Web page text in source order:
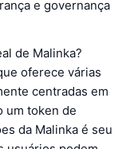
e governança
de Malinka?
oferece várias
centradas em
um token de
da Malinka é seu